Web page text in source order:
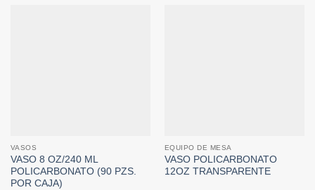
VASOS
VASO 8 OZ/240 ML
POLICARBONATO (90 PZS.
POR CAJA)
EQUIPO DE MESA
VASO POLICARBONATO
12OZ TRANSPARENTE